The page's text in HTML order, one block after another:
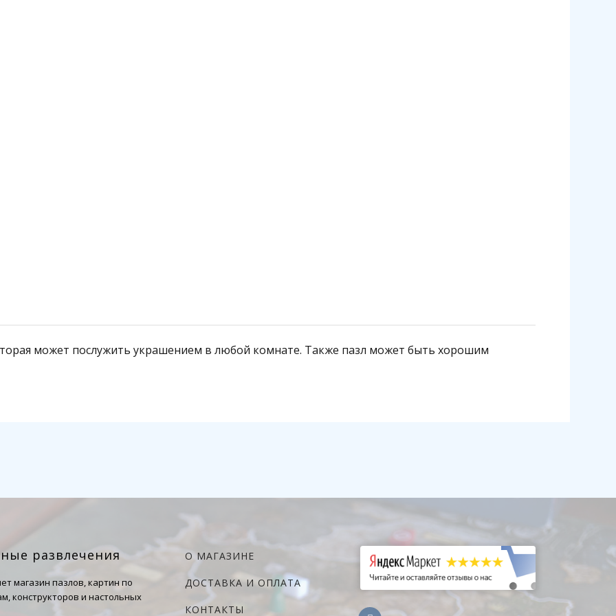
может послужить украшением в любой комнате. Также пазл может быть хорошим
развлечения
магазин пазлов, картин по
конструкторов и настольных
О МАГАЗИНЕ
ДОСТАВКА И ОПЛАТА
КОНТАКТЫ